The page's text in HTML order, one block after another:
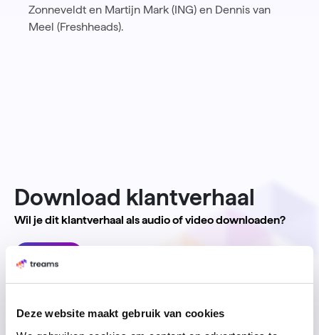
Deze website maakt gebruik van cookies
Zonneveldt en Martijn Mark (ING) en Dennis van
Meel (Freshheads).
Download klantverhaal
Wil je dit klantverhaal als audio of video downloaden?
Video